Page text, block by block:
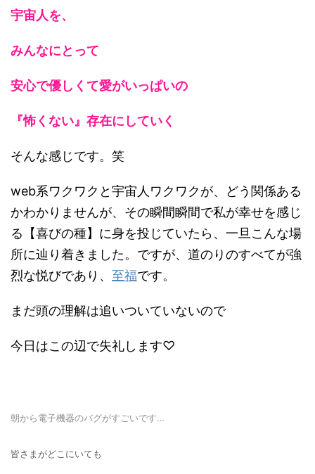
宇宙人を、
みんなにとって
安心で優しくて愛がいっぱいの
『怖くない』存在にしていく
そんな感じです。笑
web系ワクワクと宇宙人ワクワクが、どう関係ある
かわかりませんが、その瞬間瞬間で私が幸せを感じ
る【喜びの種】に身を投じていたら、一旦こんな場
所に辿り着きました。ですが、道のりのすべてが強
烈な悦びであり、 至福です。
まだ頭の理解は追いついていないので
今日はこの辺で失礼します♡
朝から電子機器のバグがすごいです…
皆さまがどこにいても